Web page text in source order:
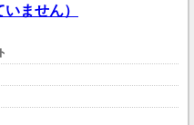
ません）